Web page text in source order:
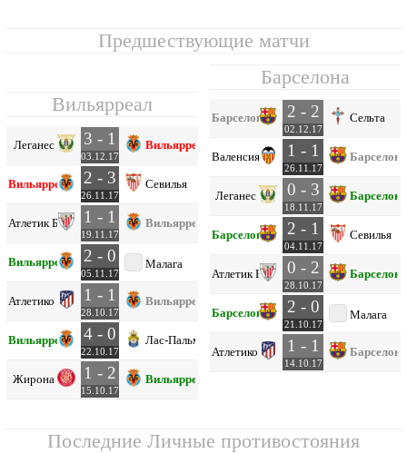
Предшествующие матчи
Вильярреал
Леганес 3 - 1
03.12.17
Вильярреал
Вильярреал 2 - 3
26.11.17
Севилья
Атлетик Б 1 - 1
19.11.17
Вильярреал
Вильярреал 2 - 0
05.11.17
Малага
Атлетико 1 - 1
28.10.17
Вильярреал
Вильярреал 4 - 0
22.10.17
Лас-Пальмас
Жирона 1 - 2
15.10.17
Вильярреал
Барселона
Барселона 2 - 2
02.12.17
Сельта
Валенсия 1 - 1
26.11.17
Барселона
Леганес 0 - 3
18.11.17
Барселона
Барселона 2 - 1
04.11.17
Севилья
Атлетик Б 0 - 2
28.10.17
Барселона
Барселона 2 - 0
21.10.17
Малага
Атлетико 1 - 1
14.10.17
Барселона
Последние Личные противостояния